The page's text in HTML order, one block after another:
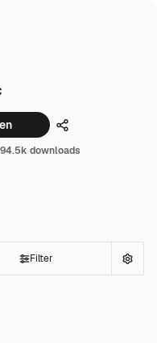
Teilen
94.5k downloads
Filter